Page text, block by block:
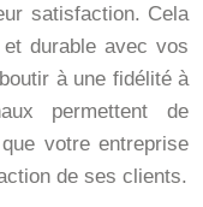
satisfaction. Cela
durable avec vos
à une fidélité à
permettent de
votre entreprise
de ses clients.